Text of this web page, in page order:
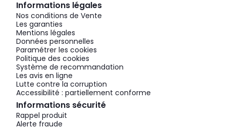
Informations légales
Nos conditions de Vente
Les garanties
Mentions légales
Données personnelles
Paramétrer les cookies
Politique des cookies
Système de recommandation
Les avis en ligne
Lutte contre la corruption
Accessibilité : partiellement conforme
Informations sécurité
Rappel produit
Alerte fraude